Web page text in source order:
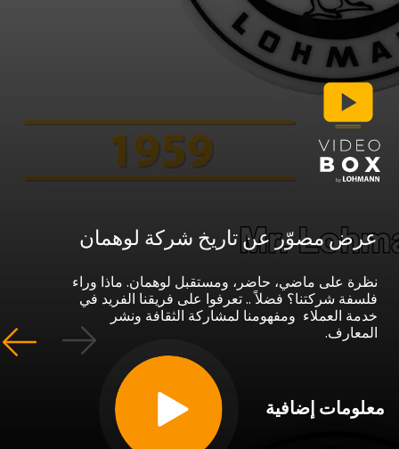
مصوّر عن تاريخ شركة لوهمان
على ماضي، حاضر، ومستقبل لوهمان. ماذا وراء
شركتنا؟ فضلاً .. تعرفوا على فريقنا الفريد في
العملاء ومفهومنا لمشاركة الثقافة ونشر
إضافية